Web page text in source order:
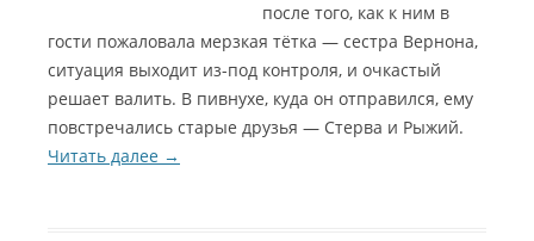
i
z
a
)
С
(
w
z
a
r
С
и
g
z
m
a
н
е
Г
о
после того, как к ним в
гости пожаловала мерзкая тётка — сестра Вернона,
ситуация выходит из-под контроля, и очкастый
решает валить. В пивнухе, куда он отправился, ему
повстречались старые друзья — Стерва и Рыжий.
Читать далее →